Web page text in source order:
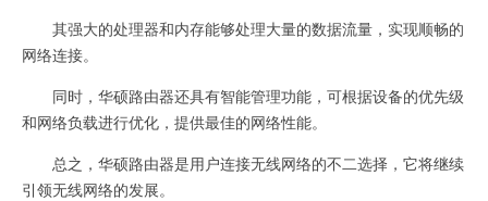
其强大的处理器和内存能够处理大量的数据流量，实现顺畅的
网络连接。
同时，华硕路由器还具有智能管理功能，可根据设备的优先级
和网络负载进行优化，提供最佳的网络性能。
总之，华硕路由器是用户连接无线网络的不二选择，它将继续
引领无线网络的发展。